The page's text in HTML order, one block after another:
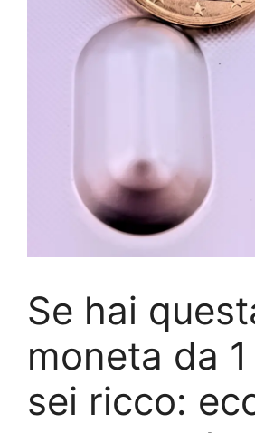
Se hai
moneta da
sei ricco: